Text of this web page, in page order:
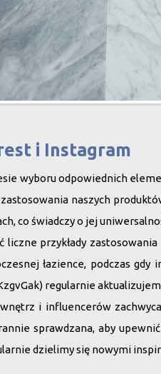
i Instagram
wyboru odpowiednich
naszych
co świadczy o jej
liczne przykłady
łazience, podczas gdy
) regularnie
i influencerów
sprawdzana, aby
dzielimy się nowymi